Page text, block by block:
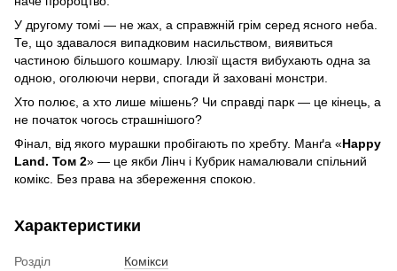
У другому томі — не жах, а справжній грім серед ясного неба.
Те, що здавалося випадковим насильством, виявиться
частиною більшого кошмару. Ілюзії щастя вибухають одна за
одною, оголюючи нерви, спогади й заховані монстри.
Хто полює, а хто лише мішень? Чи справді парк — це кінець, а
не початок чогось страшнішого?
Фінал, від якого мурашки пробігають по хребту. Манґа «Happy
Land. Том 2» — це якби Лінч і Кубрик намалювали спільний
комікс. Без права на збереження спокою.
Характеристики
Розділ
Комікси